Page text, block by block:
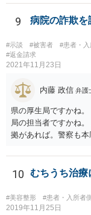
など公益的な側面の
られた理由以外での
ては慰謝料の請求は
9 病院の詐欺を
#示談 #被害者 #患者・入
#返金請求
2021年11月23日
内藤 政信 弁護
県の厚生局ですかね
局の担当者ですかね
拠があれば。警察も
で しょう。
10 むちうち治療
#美容整形 #患者・入所者
2019年11月25日